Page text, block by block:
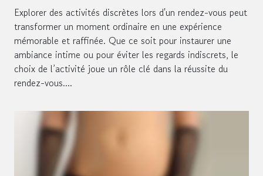
Explorer des activités discrètes lors d'un rendez-vous peut
transformer un moment ordinaire en une expérience
mémorable et raffinée. Que ce soit pour instaurer une
ambiance intime ou pour éviter les regards indiscrets, le
choix de l’activité joue un rôle clé dans la réussite du
rendez-vous....